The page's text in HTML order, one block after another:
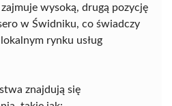
zajmuje wysoką, drugą pozycję
w Świdniku, co świadczy
rynku usług
znajdują się